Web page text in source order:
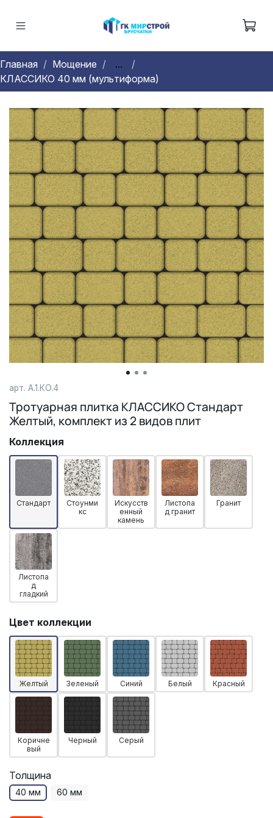
Главная Мощение
...
КЛАССИКО 40 мм (мультиформа)
арт. А.1.КО.4
Тротуарная плитка КЛАССИКО Стандарт
Желтый, комплект из 2 видов плит
Коллекция
Стандарт
Стоунми
кс
Искусств
енный
камень
Листопа
д гранит
Гранит
Листопа
д
гладкий
Цвет коллекции
Желтый Зеленый Синий Белый Красный
Коричне
вый
Черный Серый
Толщина
40 мм 60 мм